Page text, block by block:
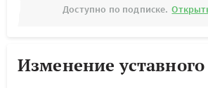
Доступно по подписке.
Изменение